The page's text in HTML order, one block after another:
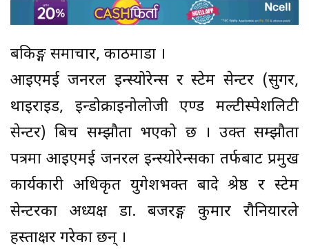
बैंकिङ्ग समाचार, काठमाडौं ।
आइएमई जनरल इन्स्योरेन्स र स्टेम सेन्टर (सुगर,
थाइराइड, इन्डोक्राइनोलोजी एण्ड मल्टीस्पेशलिटी
सेन्टर) बिच सम्झौता भएको छ । उक्त सम्झौता
पत्रमा आइएमई जनरल इन्स्योरेन्सका तर्फबाट प्रमुख
कार्यकारी अधिकृत युगेशभक्त बादे श्रेष्ठ र स्टेम
सेन्टरका अध्यक्ष डा. बजरङ्ग कुमार रौनियारले
हस्ताक्षर गरेका छन् ।